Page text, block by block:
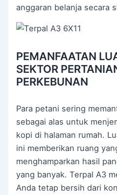
anggaran belanja secara
PEMANFAATAN
SEKTOR
PERKEBUNAN
Para petani sering
sebagai alas untuk
kopi di halaman rumah.
ini memberikan ruang
menghamparkan hasil
yang banyak. Terpal A3
Anda tetap bersih dari